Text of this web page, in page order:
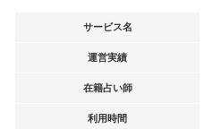
サービス名
運営実績
在籍占い師
利用時間